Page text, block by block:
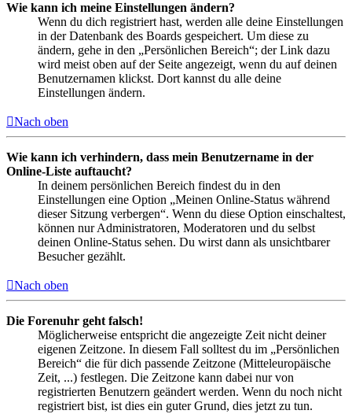
Wie kann ich meine Einstellungen ändern?
Wenn du dich registriert hast, werden alle deine Einstellungen
in der Datenbank des Boards gespeichert. Um diese zu
ändern, gehe in den „Persönlichen Bereich“; der Link dazu
wird meist oben auf der Seite angezeigt, wenn du auf deinen
Benutzernamen klickst. Dort kannst du alle deine
Einstellungen ändern.
Nach oben
Wie kann ich verhindern, dass mein Benutzername in der
Online-Liste auftaucht?
In deinem persönlichen Bereich findest du in den
Einstellungen eine Option „Meinen Online-Status während
dieser Sitzung verbergen“. Wenn du diese Option einschaltest,
können nur Administratoren, Moderatoren und du selbst
deinen Online-Status sehen. Du wirst dann als unsichtbarer
Besucher gezählt.
Nach oben
Die Forenuhr geht falsch!
Möglicherweise entspricht die angezeigte Zeit nicht deiner
eigenen Zeitzone. In diesem Fall solltest du im „Persönlichen
Bereich“ die für dich passende Zeitzone (Mitteleuropäische
Zeit, ...) festlegen. Die Zeitzone kann dabei nur von
registrierten Benutzern geändert werden. Wenn du noch nicht
registriert bist, ist dies ein guter Grund, dies jetzt zu tun.